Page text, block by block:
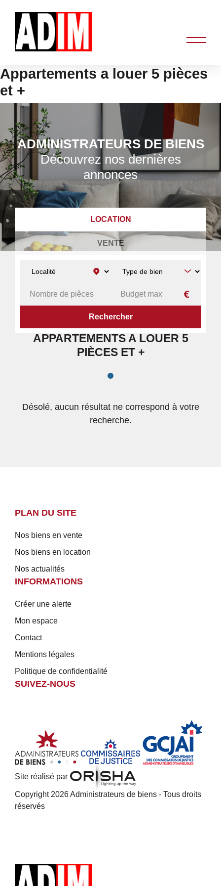
Appartements a louer 5 pièces
et +
ADMINISTRATEURS DE BIENS
Découvrez nos dernières
annonces
LOCATION
VENTE
ACCUEIL APPARTEMENTS A LOUER 5 PIÈCES ET +
APPARTEMENTS A LOUER 5
PIÈCES ET +
Désolé, aucun résultat ne correspond à votre
recherche.
PLAN DU SITE
Nos biens en vente
Nos biens en location
Nos actualités
INFORMATIONS
Créer une alerte
Mon espace
Contact
Mentions légales
Politique de confidentialité
SUIVEZ-NOUS
Site réalisé par
Copyright 2026 Administrateurs de biens - Tous droits
réservés